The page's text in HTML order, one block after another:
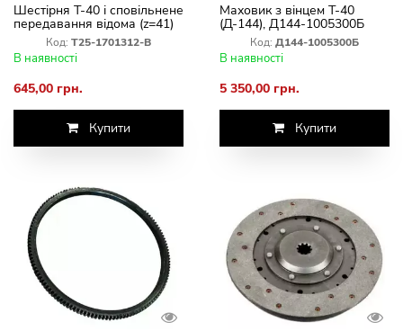
Шестірня Т-40 і сповільнене
передавання відома (z=41)
Т25-1701312-В
Код: Т25-1701312-В
В наявності
645,00 грн.
Купити
Маховик з вінцем Т-40
(Д-144), Д144-1005300Б
Код: Д144-1005300Б
В наявності
5 350,00 грн.
Купити